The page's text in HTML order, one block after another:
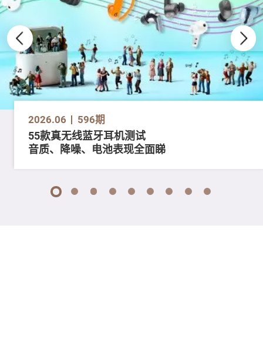
2026.06 596期
55款真无线蓝牙耳机测试
音质、降噪、电池表现全面睇
1 2 3 4 5 6 7 8 9